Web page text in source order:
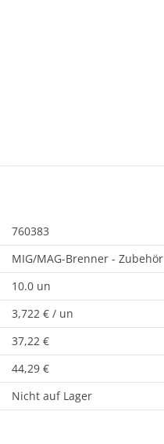
760383
MIG/MAG-Brenner - Zubehör
10.0 un
3,722 € / un
37,22 €
44,29 €
Nicht auf Lager